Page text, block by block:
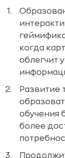
когда
облегчит
Развитие
обучения
более